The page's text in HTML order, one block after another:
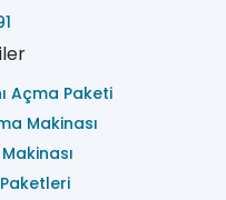
Açma Paketi
Makinası